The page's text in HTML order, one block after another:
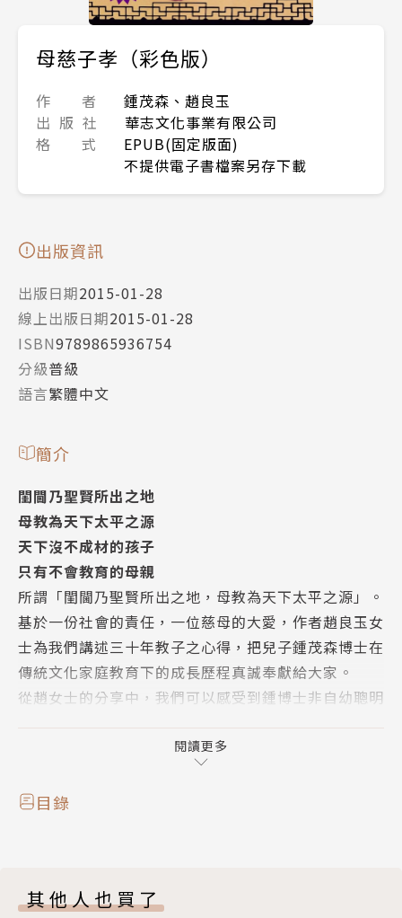
母慈子孝（彩色版）
作 者
鍾茂森、趙良玉
出 版 社
華志文化事業有限公司
格 式
EPUB(固定版面)
不提供電子書檔案另存下載
出版資訊
出版日期2015-01-28
線上出版日期2015-01-28
ISBN9789865936754
分級普級
語言繁體中文
簡介
閨閫乃聖賢所出之地
母教為天下太平之源
天下沒不成材的孩子
只有不會教育的母親
所謂「閨閫乃聖賢所出之地，母教為天下太平之源」。
基於一份社會的責任，一位慈母的大愛，作者趙良玉女
士為我們講述三十年教子之心得，把兒子鍾茂森博士在
傳統文化家庭教育下的成長歷程真誠奉獻給大家。
從趙女士的分享中，我們可以感受到鍾博士非自幼聰明
其根本，緣自慈母點點滴滴的教化與中華傳統文化的薰
鍾博士可說是傳統家庭教育的碩果，我們不能不感佩
閱讀更多
目錄
其他人也買了